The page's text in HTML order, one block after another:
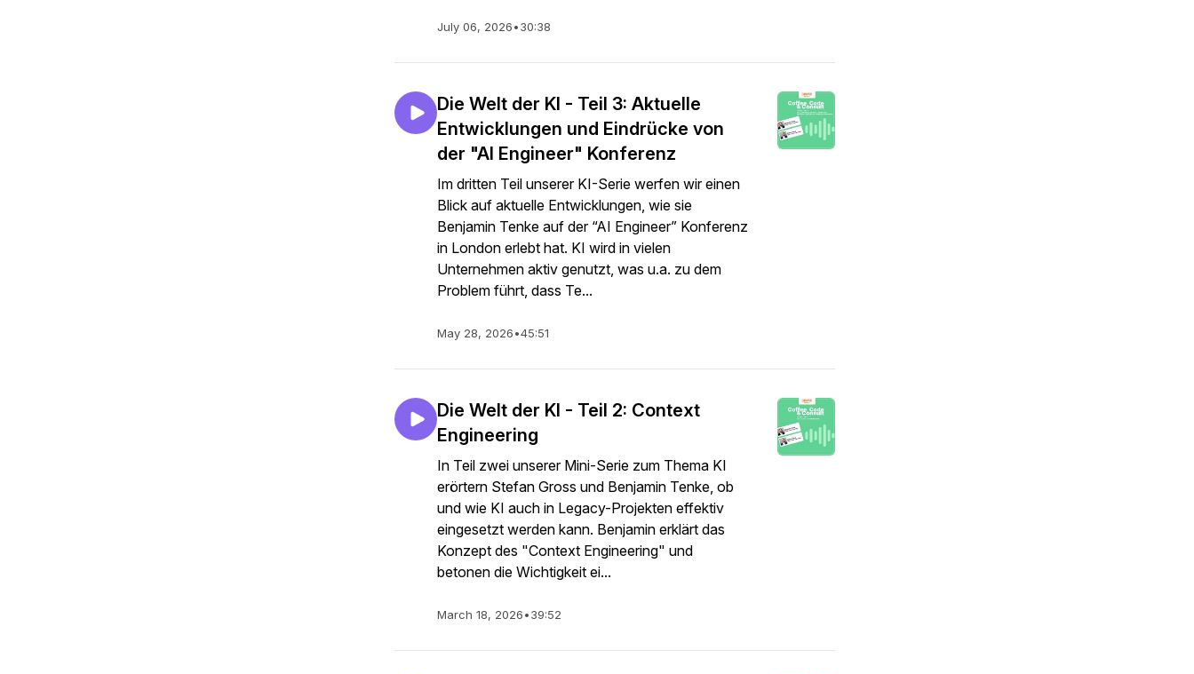
July 06, 2026•30:38
Die Welt der KI - Teil 3: Aktuelle
Entwicklungen und Eindrücke von
der "AI Engineer" Konferenz
Im dritten Teil unserer KI-Serie werfen wir einen
Blick auf aktuelle Entwicklungen, wie sie
Benjamin Tenke auf der “AI Engineer” Konferenz
in London erlebt hat. KI wird in vielen
Unternehmen aktiv genutzt, was u.a. zu dem
Problem führt, dass Te...
May 28, 2026•45:51
Die Welt der KI - Teil 2: Context
Engineering
In Teil zwei unserer Mini-Serie zum Thema KI
erörtern Stefan Gross und Benjamin Tenke, ob
und wie KI auch in Legacy-Projekten effektiv
eingesetzt werden kann. Benjamin erklärt das
Konzept des "Context Engineering" und
betonen die Wichtigkeit ei...
March 18, 2026•39:52